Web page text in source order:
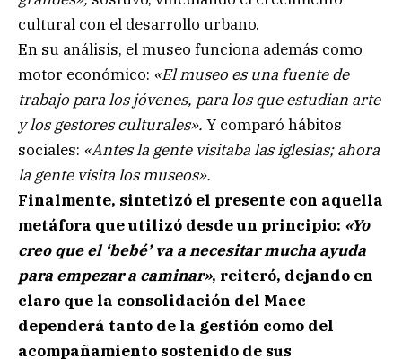
cultural con el desarrollo urbano.
En su análisis, el museo funciona además como
motor económico: «El museo es una fuente de
trabajo para los jóvenes, para los que estudian arte
y los gestores culturales». Y comparó hábitos
sociales: «Antes la gente visitaba las iglesias; ahora
la gente visita los museos».
Finalmente, sintetizó el presente con aquella
metáfora que utilizó desde un principio: «Yo
creo que el ‘bebé’ va a necesitar mucha ayuda
para empezar a caminar», reiteró, dejando en
claro que la consolidación del Macc
dependerá tanto de la gestión como del
acompañamiento sostenido de sus